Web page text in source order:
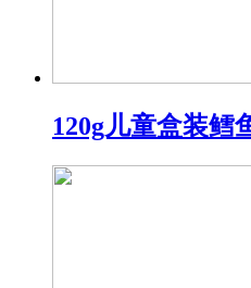
120g儿童盒装鳕